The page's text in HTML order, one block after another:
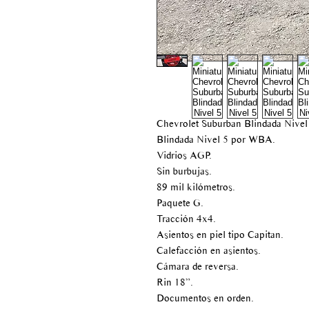
Chevrolet Suburban Blindada
Blindada Nivel 5 por WBA.
Vidrios AGP.
Sin burbujas.
89 mil kilómetros.
Paquete G.
Tracción 4x4.
Asientos en piel tipo Capitan.
Calefacción en asientos.
Cámara de reversa.
Rin 18”.
Documentos en orden.